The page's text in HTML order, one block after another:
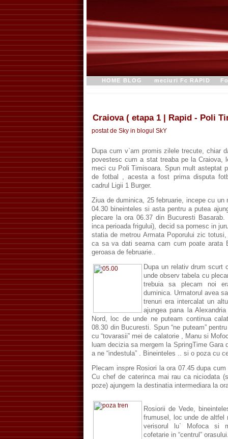
HOME BLOG meciuri Fc RAPID
Craiova ( etapa 1 | Rapid - Poli
postat de Sky in blogul SkY
Dupa cum v`am promis zilele trecute, chiar
povestesc cum a stat treaba pe la Craiova,
meci cu Poli Timisoara. Spun mult asteptat
de fotbal , acesta a fost prima disputa
cadrul Ligii 1 Burger.
Ziua de duminica, 25 februarie, incepe cu un
04.30 bineinteles si asta pentru a putea
plecare la ora 06.37 din Bucuresti
inca perioada frigului), decid sa pornesc in
statia de metrou Armata Poporului zic
ca sa va dati seama cam cum poate arata
geroasa de februarie..
Dupa un relativ drum scurt
unde observ tabela cu
trebuia sa plecam noi
duminica. Urmatorul avea
trenuri era intercalat un
ajungea pana la
Nord, loc de unde ne puteam continua
08.30 din Bucuresti. Spun “ne puteam”
cu “tovarasii” mei de calatorie , Manu si
luam decizia sa mergem la SpringTime Gara
a ne “indestula” . Bineinteles .. si o poza cu
Plecam inspre Rosiori la ora 07.45 dupa
Cu chef de caterinca mai rau ca niciodata
poze) ajungem la destinatia intermediara la
Rosiorii de Vede,
frumusel, loc unde de altfel
verisorul lu` Mofoca si
cofetarie in “centrul”